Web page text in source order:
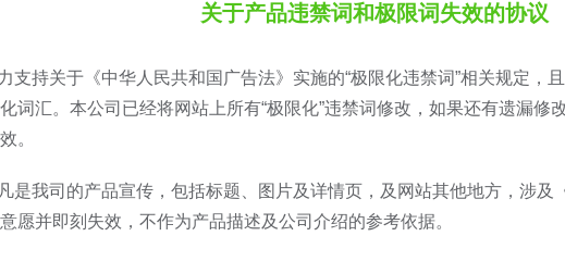
关于产品违禁词和极限词失效的协议
支持关于《中华人民共和国广告法》实施的“极限化违禁词”相关规定，
词汇。本公司已经将网站上所有“极限化”违禁词修改，如果还有遗漏修
。
是我司的产品宣传，包括标题、图片及详情页，及网站其他地方，涉及
愿并即刻失效，不作为产品描述及公司介绍的参考依据。